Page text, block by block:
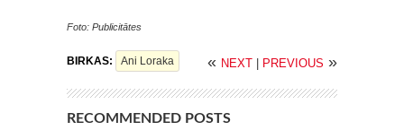
Foto: Publicitātes
BIRKAS: Ani Loraka « NEXT PREVIOUS »
RECOMMENDED POSTS